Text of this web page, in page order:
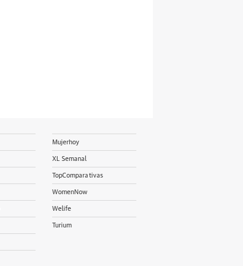
Mujerhoy
XL Semanal
TopComparativas
WomenNow
Welife
Turium